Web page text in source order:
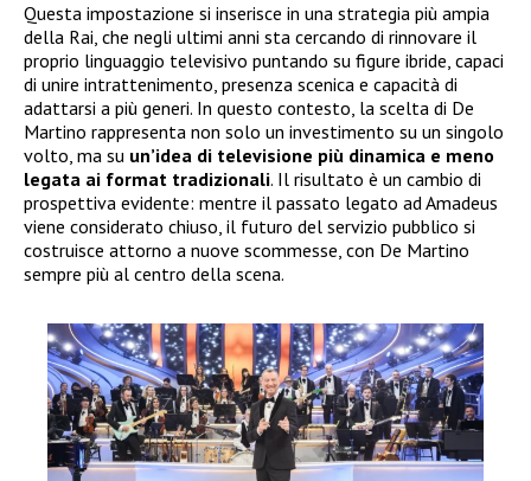
Questa impostazione si inserisce in una strategia più ampia
della Rai, che negli ultimi anni sta cercando di rinnovare il
proprio linguaggio televisivo puntando su figure ibride, capaci
di unire intrattenimento, presenza scenica e capacità di
adattarsi a più generi. In questo contesto, la scelta di De
Martino rappresenta non solo un investimento su un singolo
volto, ma su un’idea di televisione più dinamica e meno
legata ai format tradizionali. Il risultato è un cambio di
prospettiva evidente: mentre il passato legato ad Amadeus
viene considerato chiuso, il futuro del servizio pubblico si
costruisce attorno a nuove scommesse, con De Martino
sempre più al centro della scena.